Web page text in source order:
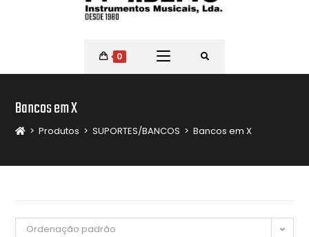
0
Bancos em X
> Produtos > SUPORTES/BANCOS > Bancos em X
Ordenação padrão